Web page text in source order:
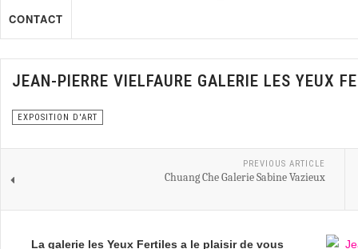
CONTACT
JEAN-PIERRE VIELFAURE GALERIE LES YEUX
EXPOSITION D'ART
PREVIOUS ARTICLE
Chuang Che Galerie Sabine Vazieux
La galerie les Yeux Fertiles a le plaisir de vous